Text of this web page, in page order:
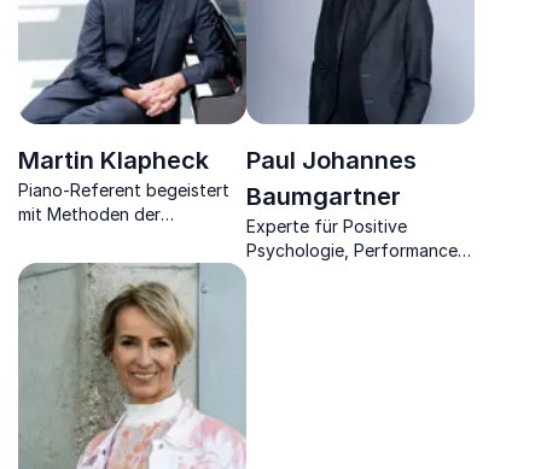
Martin Klapheck
Piano-Referent begeistert
mit Methoden der
Motivation &
Kundenbegeisterung. Die
wesentlichen Inhalte erleben
Sie durch live gespielte
Paul Johannes
Baumgartner
Experte für Positive
Psychologie, Performance